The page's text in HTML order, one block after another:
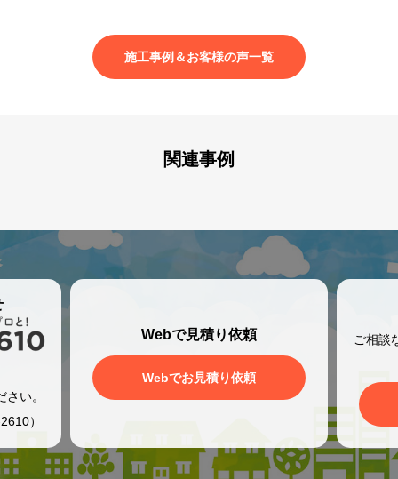
施工事例＆お客様の声一覧
関連事例
い。
）
Webで見積り依頼
Webでお見積り依頼
ご相談